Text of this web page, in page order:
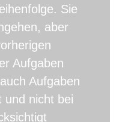
Sie
aber
Aufgaben
Aufgaben
und nicht bei